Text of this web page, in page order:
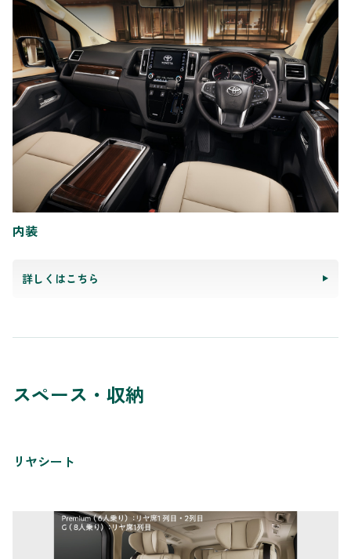
内装
詳しくはこちら
スペース・収納
リヤシート